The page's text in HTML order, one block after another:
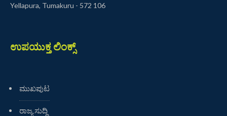
Yellapura, Tumakuru - 572 106
ಉಪಯುಕ್ತ ಲಿಂಕ್ಸ್
ಮುಖಪುಟ
ರಾಜ್ಯ ಸುದ್ದಿ